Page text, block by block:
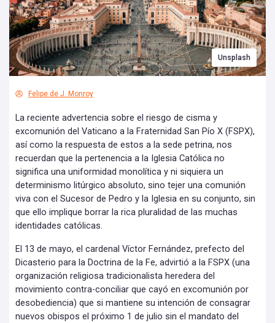
Unsplash
Felipe de J. Monroy
La reciente advertencia sobre el riesgo de cisma y
excomunión del Vaticano a la Fraternidad San Pío X (FSPX),
así como la respuesta de estos a la sede petrina, nos
recuerdan que la pertenencia a la Iglesia Católica no
significa una uniformidad monolítica y ni siquiera un
determinismo litúrgico absoluto, sino tejer una comunión
viva con el Sucesor de Pedro y la Iglesia en su conjunto, sin
que ello implique borrar la rica pluralidad de las muchas
identidades católicas.
El 13 de mayo, el cardenal Víctor Fernández, prefecto del
Dicasterio para la Doctrina de la Fe, advirtió a la FSPX (una
organización religiosa tradicionalista heredera del
movimiento contra-conciliar que cayó en excomunión por
desobediencia) que si mantiene su intención de consagrar
nuevos obispos el próximo 1 de julio sin el mandato del